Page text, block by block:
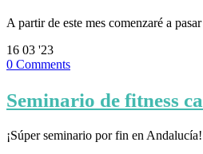
A partir de este mes comenzaré a
16 03 '23
0 Comments
Seminario de fitness
¡Súper seminario por fin en